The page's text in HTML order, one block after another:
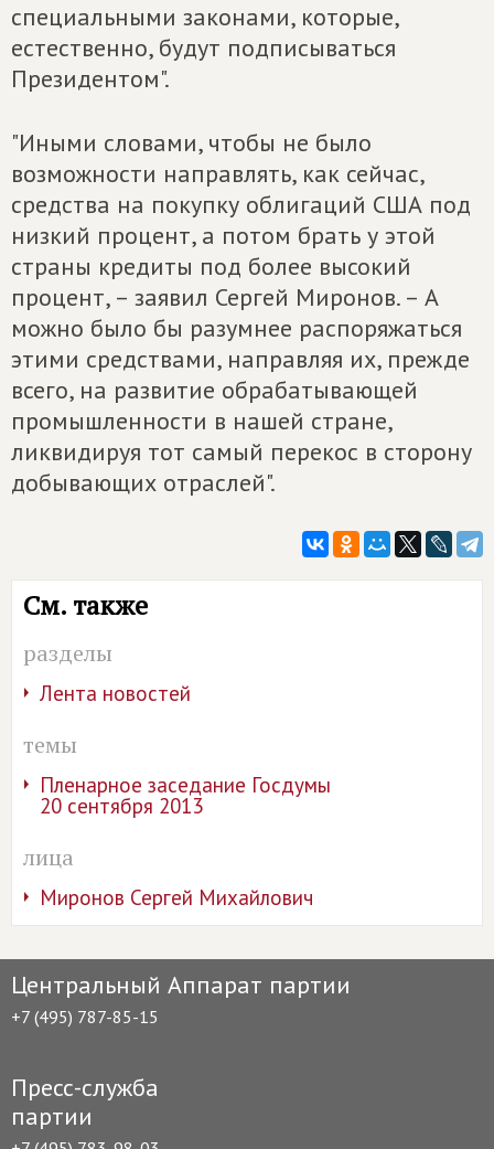
специальными законами, которые,
естественно, будут подписываться
Президентом".
"Иными словами, чтобы не было
возможности направлять, как сейчас,
средства на покупку облигаций США под
низкий процент, а потом брать у этой
страны кредиты под более высокий
процент, – заявил Сергей Миронов. – А
можно было бы разумнее распоряжаться
этими средствами, направляя их, прежде
всего, на развитие обрабатывающей
промышленности в нашей стране,
ликвидируя тот самый перекос в сторону
добывающих отраслей".
См. также
разделы
Лента новостей
темы
Пленарное заседание Госдумы
20 сентября 2013
лица
Миронов Сергей Михайлович
Центральный Аппарат партии
+7 (495) 787-85-15
Пресс-служба
партии